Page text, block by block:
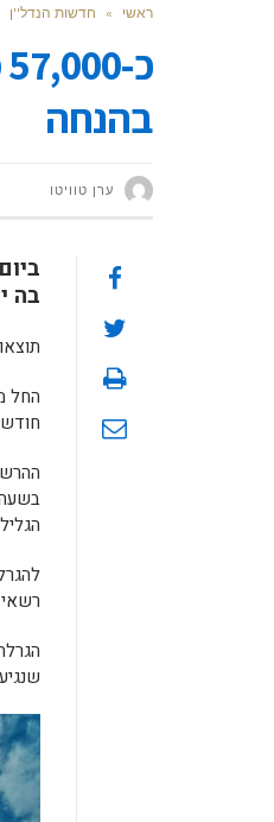
ראשי » חדשות הנדל''ן
בהנחה
ערן טוויטו
בה יזכו כ-3,300 זכאים
להגרלות נרשמו
שנגיע עד סוף השנה